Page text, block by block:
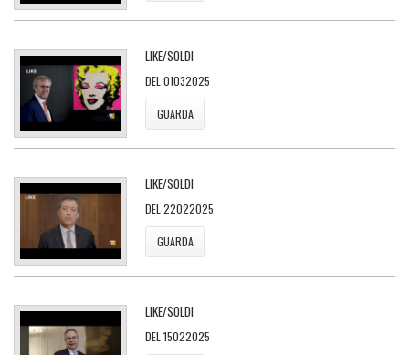
LIKE/SOLDI
DEL 01032025
GUARDA
LIKE/SOLDI
DEL 22022025
GUARDA
LIKE/SOLDI
DEL 15022025